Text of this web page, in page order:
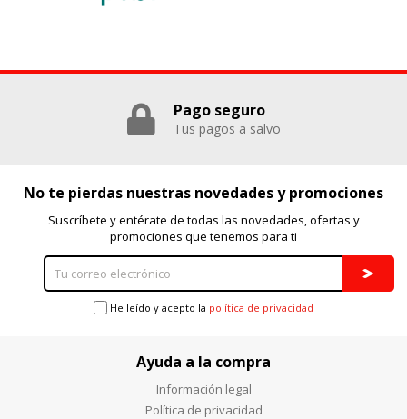
Pago seguro
Tus pagos a salvo
No te pierdas nuestras novedades y promociones
Suscríbete y entérate de todas las novedades, ofertas y
promociones que tenemos para ti
He leído y acepto la política de privacidad
Ayuda a la compra
Información legal
Política de privacidad
Puedes volver a configurar tus cookies desde la sección